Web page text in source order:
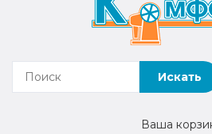
Ваша
Контакты